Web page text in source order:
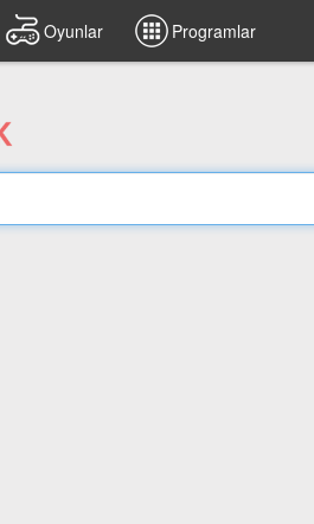
Oyunlar Programlar